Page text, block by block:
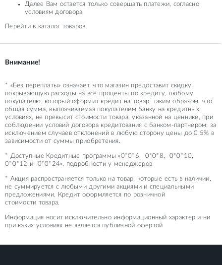
Далее Вам остается только совершать платежи, согласно
условиям договора.
Перейти в каталог товаров
Внимание!
* «Без переплаты» означает, что магазин предоставит скидку,
покрывающую расходы на все проценты по кредиту, любому
покупателю, который оформит кредит на товар, таким образом, что
общая сумма, выплачиваемая покупателем банку на кредитных
условиях, не превысит стоимости товара, указанной на ценнике, при
соблюдении условий договора кредитования с банком-партнером; за
исключением случаев отклонений в любую сторону цены до 0,5% в
зависимости от суммы приобретения.
* Доступные Кредитные программы «0*0*6, 0*0*8, 0*0*10,
0*0*12 и 0*0*24», подробности у менеджеров
* Акция распространяется только на товар, которые есть в наличии,
не суммируется с любыми другими акциями и специальными
предложениями. Кредит оформляется по розничной
стоимости товара.
Информация носит исключительно информационный характер и ни
при каких условиях не является публичной офертой